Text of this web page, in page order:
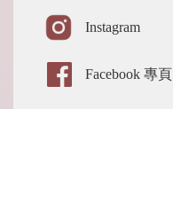
Instagram
Facebook 專頁